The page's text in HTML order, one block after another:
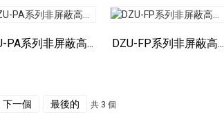
PA系列非屏蔽高... DZU-FP系列非屏蔽高...
下一個 最後的 共 3 個